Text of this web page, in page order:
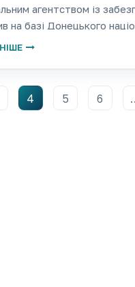
агентством із
на базі Донецького
об’єднав понад 60
4 5 6